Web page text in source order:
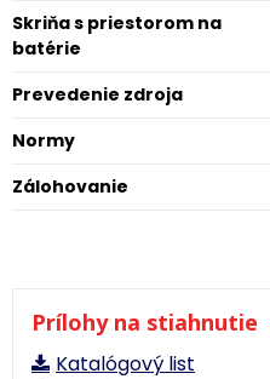
Skriňa s priestorom na
batérie
Prevedenie zdroja
Normy
Zálohovanie
Prílohy na stiahnutie
Katalógový list